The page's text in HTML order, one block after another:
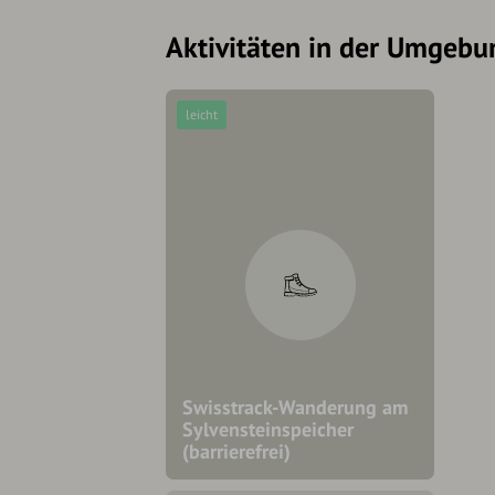
Aktivitäten in der
Swisstrack-Wanderung am
Sylvensteinspeicher
(barrierefrei)
leicht